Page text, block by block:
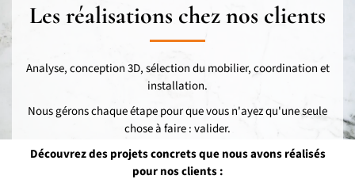
Les réalisations chez nos clients
Analyse, conception 3D, sélection du mobilier, coordination et
installation.
Nous gérons chaque étape pour que vous n'ayez qu'une seule
chose à faire : valider.
Découvrez des projets concrets que nous avons réalisés
pour nos clients :